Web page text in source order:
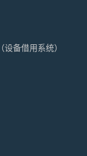
设备借用系统）